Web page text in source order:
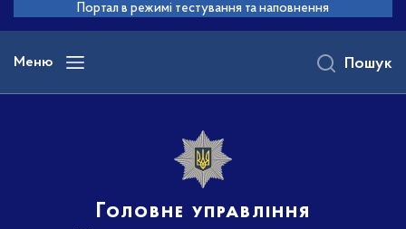
основного
вмісту
Портал в режимі тестування та наповнення
Меню
Головне управління
Пошук